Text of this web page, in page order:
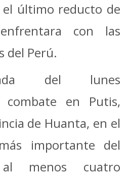
el último reducto de
con las
del Perú.
del lunes
en Putis,
de Huanta, en el
importante del
menos cuatro